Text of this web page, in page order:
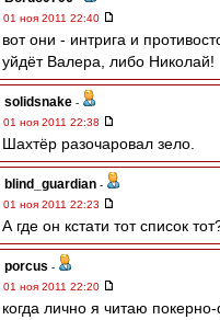
01 ноя 2011 22:40
вот они - интрига и
уйдёт Валера, либо Николай!
solidsnake -
01 ноя 2011 22:38
Шахтёр разочаровал зело.
blind_guardian -
01 ноя 2011 22:23
А где он кстати тот список
porcus -
01 ноя 2011 22:20
когда лично я читаю